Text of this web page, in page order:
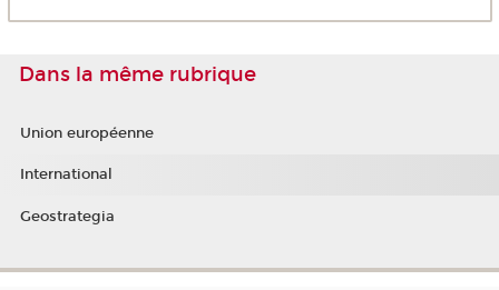
Dans la même rubrique
Union européenne
International
Geostrategia